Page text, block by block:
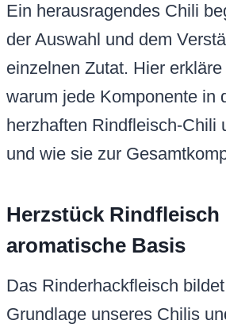
Ein herausragendes Chili
der Auswahl und dem
einzelnen Zutat. Hier
warum jede Komponente in
herzhaften Rindfleisch-Chili
und wie sie zur
Herzstück Rindfleisch
aromatische Basis
Das Rinderhackfleisch
Grundlage unseres Chilis